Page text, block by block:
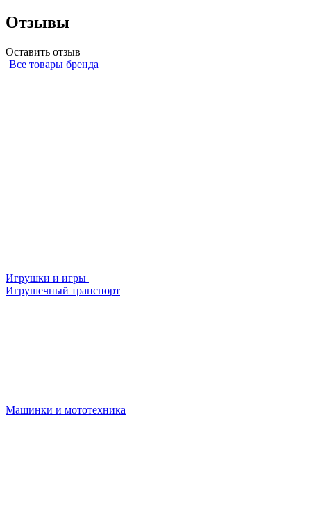
Отзывы
Оставить отзыв
Все товары бренда
Игрушки и игры
Игрушечный транспорт
Машинки и мототехника